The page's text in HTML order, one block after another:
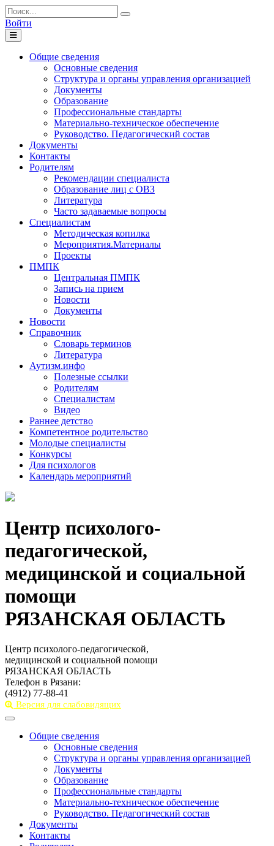
Войти
Toggle
navigation
Общие сведения
Основные сведения
Структура и органы управления организацией
Документы
Образование
Профессиональные стандарты
Материально-техническое обеспечение
Руководство. Педагогический состав
Документы
Контакты
Родителям
Рекомендации специалиста
Образование лиц с ОВЗ
Литература
Часто задаваемые вопросы
Специалистам
Методическая копилка
Мероприятия.Материалы
Проекты
ПМПК
Центральная ПМПК
Запись на прием
Новости
Документы
Новости
Справочник
Словарь терминов
Литература
Аутизм.инфо
Полезные ссылки
Родителям
Специалистам
Видео
Раннее детство
Компетентное родительство
Молодые специалисты
Конкурсы
Для психологов
Календарь мероприятий
Центр психолого-
педагогической,
медицинской и социальной
помощи
РЯЗАНСКАЯ ОБЛАСТЬ
Центр психолого-педагогической,
медицинской и социальной помощи
РЯЗАНСКАЯ ОБЛАСТЬ
Телефон в Рязани:
(4912) 77-88-41
Версия для слабовидящих
Toggle
navigationОбщие сведения
Основные сведения
Структура и органы управления организацией
Документы
Образование
Профессиональные стандарты
Материально-техническое обеспечение
Руководство. Педагогический состав
Документы
Контакты